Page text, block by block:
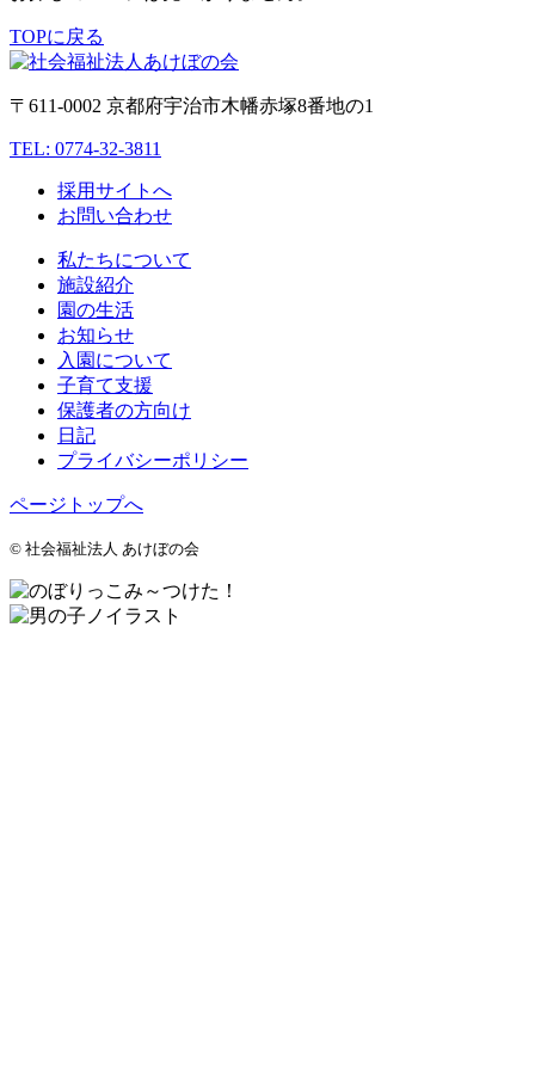
TOPに戻る
〒611-0002 京都府宇治市木幡赤塚8番地の1
TEL: 0774-32-3811
採用サイトへ
お問い合わせ
私たちについて
施設紹介
園の生活
お知らせ
入園について
子育て支援
保護者の方向け
日記
プライバシーポリシー
ページトップへ
© 社会福祉法人 あけぼの会